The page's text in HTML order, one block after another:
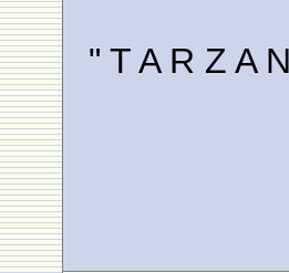
" T A R Z A